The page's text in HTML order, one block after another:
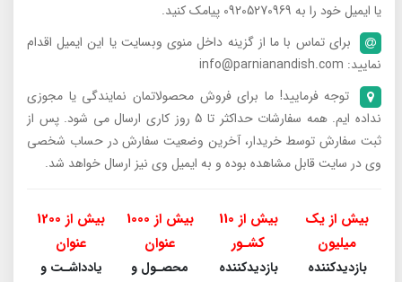
یا ایمیل خود را به 09205270969 پیامک کنید.
برای تماس با ما از گزینه داخل منوی وبسایت یا این ایمیل اقدام
نمایید: info@parnianandish.com
توجه فرمایید! ما برای فروش محصولاتمان نمایندگی یا مجوزی
نداده ایم. همه سفارشات حداکثر تا 5 روز کاری ارسال می شود. پس از
ثبت سفارش توسط خریدار، آخرین وضعیت سفارش در حساب شخصی
وی در سایت قابل مشاهده بوده و به ایمیل وی نیز ارسال خواهد شد.
بیش از یک
میلیون
بازدیدکننده
بیش از 110
کشـور
بازدیدکننده
بیش از 1000
عنوان
محصـول و
بیش از 1200
عنوان
یادداشـت و